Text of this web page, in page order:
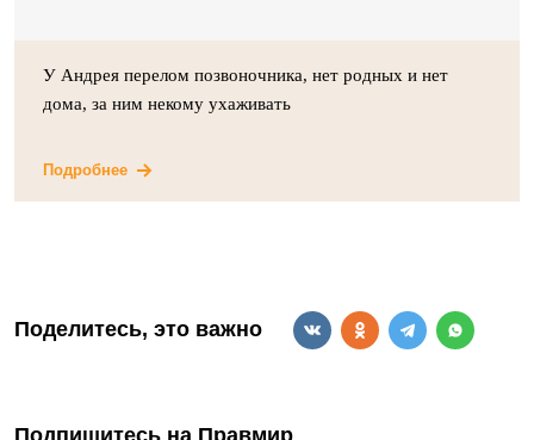
У Андрея перелом позвоночника, нет родных и нет
дома, за ним некому ухаживать
Подробнее
Поделитесь, это важно
Подпишитесь на Правмир